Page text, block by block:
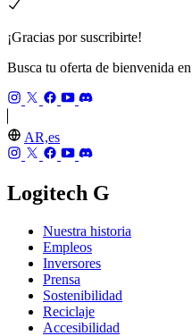
¡Gracias por suscribirte!
Busca tu oferta de bienvenida
AR,es
Logitech G
Nuestra historia
Empleos
Inversores
Prensa
Sostenibilidad
Reciclaje
Accesibilidad